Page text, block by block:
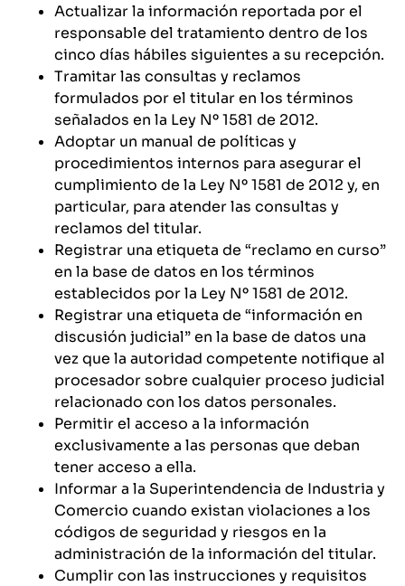
Actualizar la información reportada por el
responsable del tratamiento dentro de los
cinco días hábiles siguientes a su recepción.
Tramitar las consultas y reclamos
formulados por el titular en los términos
señalados en la Ley Nº 1581 de 2012.
Adoptar un manual de políticas y
procedimientos internos para asegurar el
cumplimiento de la Ley Nº 1581 de 2012 y, en
particular, para atender las consultas y
reclamos del titular.
Registrar una etiqueta de “reclamo en curso”
en la base de datos en los términos
establecidos por la Ley Nº 1581 de 2012.
Registrar una etiqueta de “información en
discusión judicial” en la base de datos una
vez que la autoridad competente notifique al
procesador sobre cualquier proceso judicial
relacionado con los datos personales.
Permitir el acceso a la información
exclusivamente a las personas que deban
tener acceso a ella.
Informar a la Superintendencia de Industria y
Comercio cuando existan violaciones a los
códigos de seguridad y riesgos en la
administración de la información del titular.
Cumplir con las instrucciones y requisitos